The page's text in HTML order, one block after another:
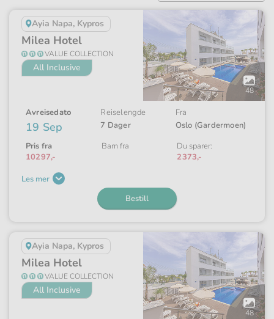
Ayia Napa, Kypros
Milea Hotel
VALUE COLLECTION
All Inclusive
Åpne
galleriet
48
Avreisedato
19 Sep
Reiselengde
7 Dager
Fra
Oslo (Gardermoen)
Pris fra
10297,-
Barn fra
Du sparer:
2373,-
Les mer
Bestill
Ayia Napa, Kypros
Milea Hotel
VALUE COLLECTION
All Inclusive
Åpne
galleriet
48